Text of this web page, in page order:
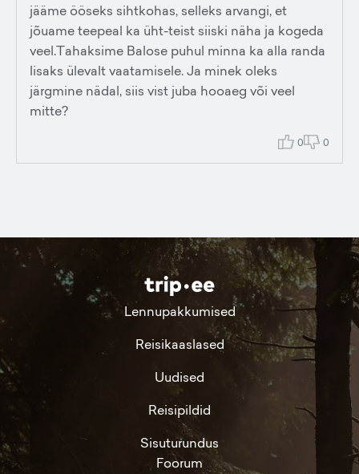
jääme ööseks sihtkohas, selleks arvangi, et
jõuame teepeal ka üht-teist siiski näha ja kogeda
veel.Tahaksime Balose puhul minna ka alla randa
lisaks ülevalt vaatamisele. Ja minek oleks
järgmine nädal, siis vist juba hooaeg või veel
mitte?
0 0
Lennupakkumised
Reisikaaslased
Uudised
Reisipildid
Sisuturundus
Foorum